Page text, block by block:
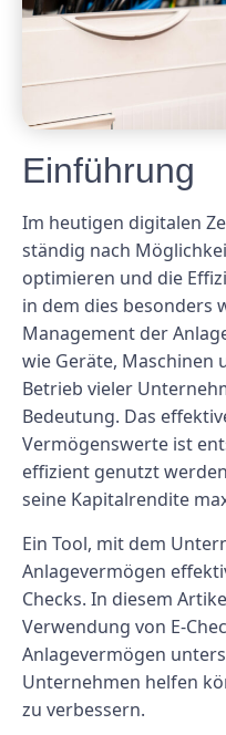
Einführung
Im heutigen digitalen
ständig nach
optimieren und die
in dem dies besonders
Management der
wie Geräte, Maschinen
Betrieb vieler
Bedeutung. Das
Vermögenswerte ist
effizient genutzt
seine Kapitalrendite
Ein Tool, mit dem
Anlagevermögen
Checks. In diesem
Verwendung von E-
Anlagevermögen
Unternehmen helfen
zu verbessern.